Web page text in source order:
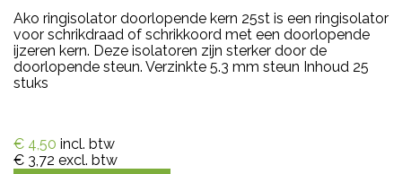
Ako ringisolator doorlopende kern 25st is een ringisolator
voor schrikdraad of schrikkoord met een doorlopende
ijzeren kern. Deze isolatoren zijn sterker door de
doorlopende steun. Verzinkte 5.3 mm steun Inhoud 25
stuks
€ 4,50 incl. btw
€ 3,72 excl. btw